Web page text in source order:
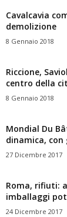
Cavalcavia
demolizione
8 Gennaio 2018
Riccione,
centro della
8 Gennaio 2018
Mondial Du
dinamica, con
27 Dicembre 2017
Roma, rifiuti:
imballaggi
24 Dicembre 2017